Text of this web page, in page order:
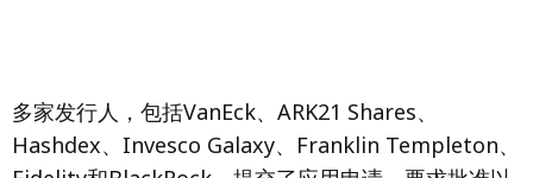
多家发行人，包括VanEck、ARK21 Shares、
Hashdex、Invesco Galaxy、Franklin Templeton、